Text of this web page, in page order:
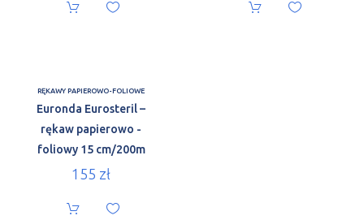
RĘKAWY PAPIEROWO-FOLIOWE
Euronda Eurosteril –
rękaw papierowo -
foliowy 15 cm/200m
155 zł